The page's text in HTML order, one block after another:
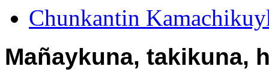
Chunkantin
Mañaykuna, takikuna,